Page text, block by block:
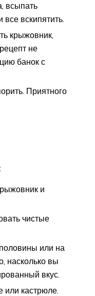
всыпать
вскипятить.
крыжовник,
не
банок с
Приятного
и
чистые
или на
насколько вы
вкус.
или кастрюле.